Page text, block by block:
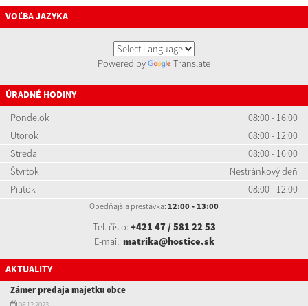
VOĽBA JAZYKA
Powered by Translate
ÚRADNÉ HODINY
Pondelok
08:00 - 16:00
Utorok
08:00 - 12:00
Streda
08:00 - 16:00
Štvrtok
Nestránkový deň
Piatok
08:00 - 12:00
Obedňajšia prestávka: 12:00 - 13:00
Tel. číslo: +421 47 / 581 22 53
E-mail: matrika@hostice.sk
AKTUALITY
Zámer predaja majetku obce